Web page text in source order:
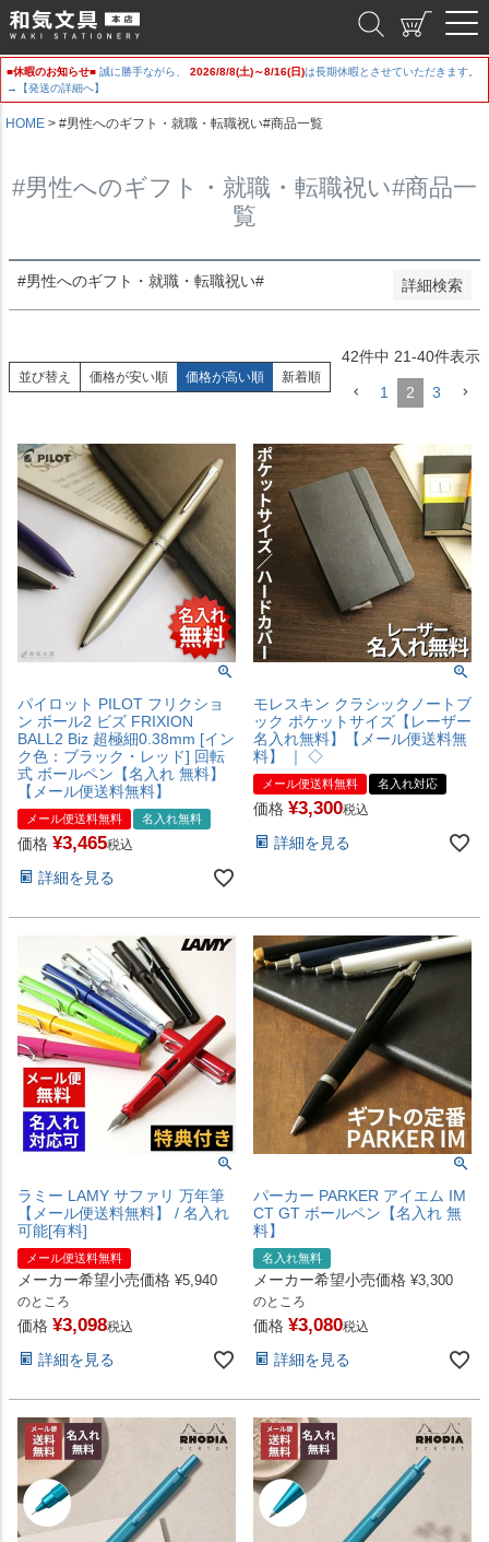
■休暇のお知らせ■ 誠に勝手ながら、 2026/8/8(土)～8/16(日)は長期休暇とさせていただきます。
→【発送の詳細へ】
HOME #男性へのギフト・就職・転職祝い#商品一覧
#男性へのギフト・就職・転職祝い#商品一
覧
#男性へのギフト・就職・転職祝い# 詳細検索
並び順
新着順
登録順
価格が安い順
価格が高い順
優先度順
キーワードヒット順
検索
並び替え 価格が安い順 価格が高い順 新着順
42件中 21-40件表示
1 2 3
パイロット PILOT フリクショ
ン ボール2 ビズ FRIXION
BALL2 Biz 超極細0.38mm [イン
ク色：ブラック・レッド] 回転
式 ボールペン【名入れ 無料】
【メール便送料無料】
メール便送料無料 名入れ無料
価格 ¥3,465税込
詳細を見る
モレスキン クラシックノートブ
ック ポケットサイズ【レーザー
名入れ無料】【メール便送料無
料】 ｜ ◇
メール便送料無料 名入れ対応
価格 ¥3,300税込
詳細を見る
ラミー LAMY サファリ 万年筆
【メール便送料無料】 / 名入れ
可能[有料]
メール便送料無料
メーカー希望小売価格 ¥5,940
のところ
価格 ¥3,098税込
詳細を見る
パーカー PARKER アイエム IM
CT GT ボールペン【名入れ 無
料】
名入れ無料
メーカー希望小売価格 ¥3,300
のところ
価格 ¥3,080税込
詳細を見る